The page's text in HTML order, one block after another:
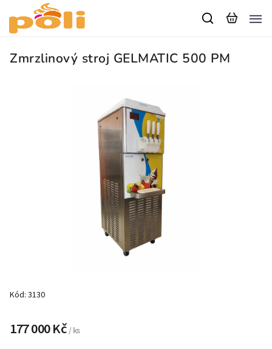
Zmrzlinový stroj GELMATIC 500 PM
Kód: 3130
177 000 Kč/ ks